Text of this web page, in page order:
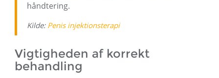
håndtering.
Kilde: Penis injektionsterapi
Vigtigheden af ​​korrekt
behandling